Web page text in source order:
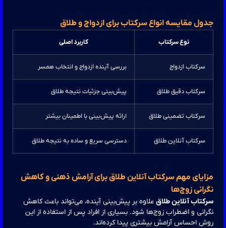
مقایسه انواع سرکتاب برای ازدواج و طلاق
نوع سرکتاب کاربرد اصلی
سرکتاب ازدواج بررسی آینده ازدواج و انتخاب همسر
سرکتاب دقیق طلاق پیش‌بینی جزئیات نتیجه طلاق
سرکتاب تضمینی طلاق ارائه پیش‌بینی با اطمینان بیشتر
سرکتاب آنلاین طلاق دسترسی سریع و ساده به نتیجه طلاق
مهم سرکتاب آنلاین طلاق برای آرامش ذهنی و کاهش
زوج‌ها
آنلاین طلاقعلاوه بر پیش‌بینی آینده، می‌تواند باعث کاهش
و اضطراب زوج‌ها شود. بسیاری از افراد پس از استفاده از این
احساس آرامش بیشتری پیدا کرده‌اند.